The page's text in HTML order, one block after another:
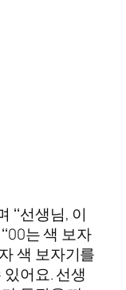
선생님, 이
는 색 보자
색 보자기를
있어요. 선생